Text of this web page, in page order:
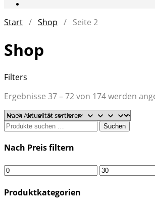
Start / Shop / Seite 2
Shop
Filters
Ergebnisse 37 – 72 von 174 werden
Suchen
Suchen
Nach Preis filtern
Min.
Max.
Produktkategorien